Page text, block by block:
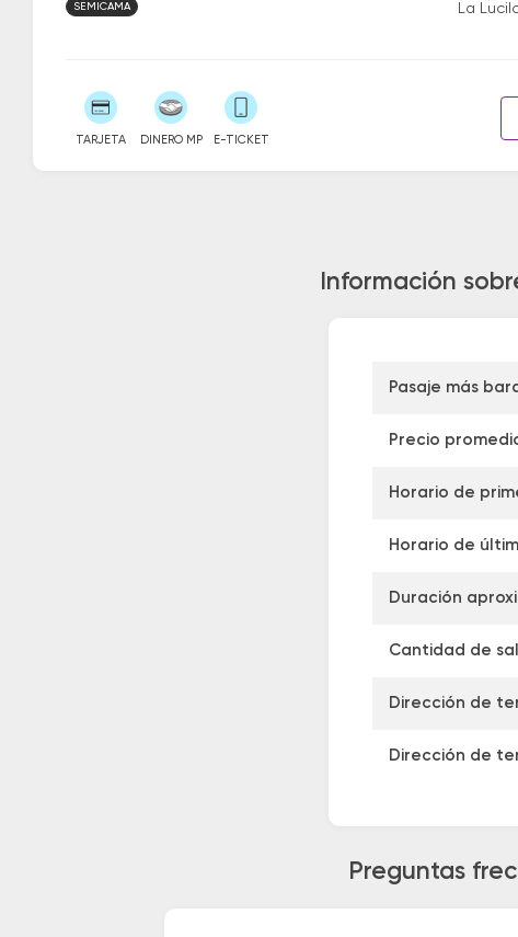
La
SEMICAMA
TARJETA DINERO MP E-TICKET
Información
Pasaje más
Precio
Horario de
Horario de
Duración
Cantidad de
Dirección de
Dirección de
Preguntas